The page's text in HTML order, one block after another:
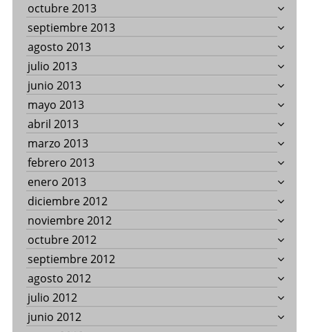
octubre 2013
septiembre 2013
agosto 2013
julio 2013
junio 2013
mayo 2013
abril 2013
marzo 2013
febrero 2013
enero 2013
diciembre 2012
noviembre 2012
octubre 2012
septiembre 2012
agosto 2012
julio 2012
junio 2012